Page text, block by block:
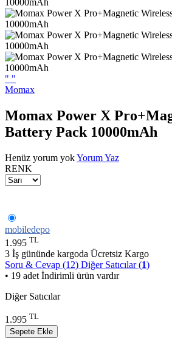
" "
Momax
Momax Power X
Battery Pack 10000mAh
Henüz yorum yokYorum Yaz
RENK
mobiledepo
1.995 TL
3 İş gününde kargoda Ücretsiz Kargo
Soru & Cevap (12) Diğer Satıcılar (1)
• 19 adet İndirimli ürün vardır
Diğer Satıcılar
1.995 TL
Sepete Ekle